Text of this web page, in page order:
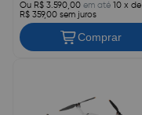
Ou R$ 3.590,00 em até 10 x de
R$ 359,00 sem juros
Comprar